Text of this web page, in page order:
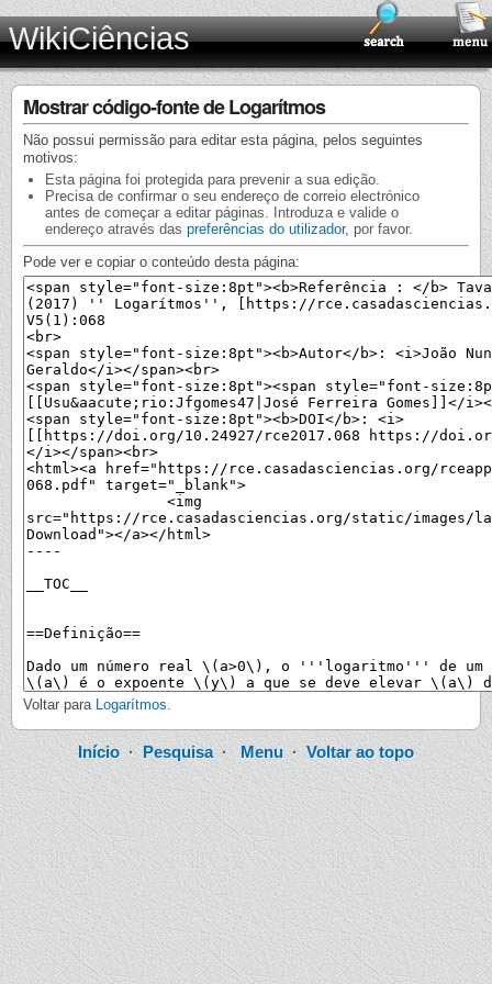
WikiCiências
Mostrar código-fonte de Logarítmos
Não possui permissão para editar esta página, pelos seguintes
motivos:
Esta página foi protegida para prevenir a sua edição.
Precisa de confirmar o seu endereço de correio electrónico
antes de começar a editar páginas. Introduza e valide o
endereço através das preferências do utilizador, por favor.
Pode ver e copiar o conteúdo desta página:
Voltar para Logarítmos.
Início·Pesquisa·Menu ·Voltar ao topo